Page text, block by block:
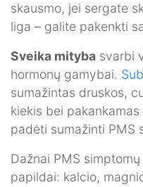
skausmo, jei sergate
liga – galite pakenkti
Sveika mityba svarbi
hormonų gamybai.
sumažintas druskos,
kiekis bei
padėti sumažinti PMS
Dažnai PMS
papildai: kalcio,